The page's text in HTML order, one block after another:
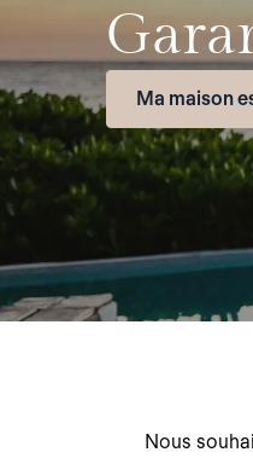
Ma maison
Nous